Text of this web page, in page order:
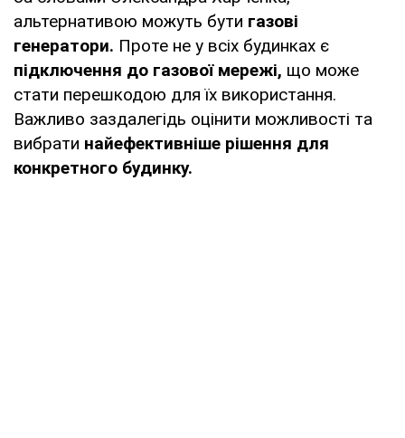
альтернативою можуть бути газові
генератори. Проте не у всіх будинках є
підключення до газової мережі, що може
стати перешкодою для їх використання.
Важливо заздалегідь оцінити можливості та
вибрати найефективніше рішення для
конкретного будинку.